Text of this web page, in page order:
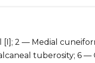
[I]; 2 — Medial
tuberosity; 6